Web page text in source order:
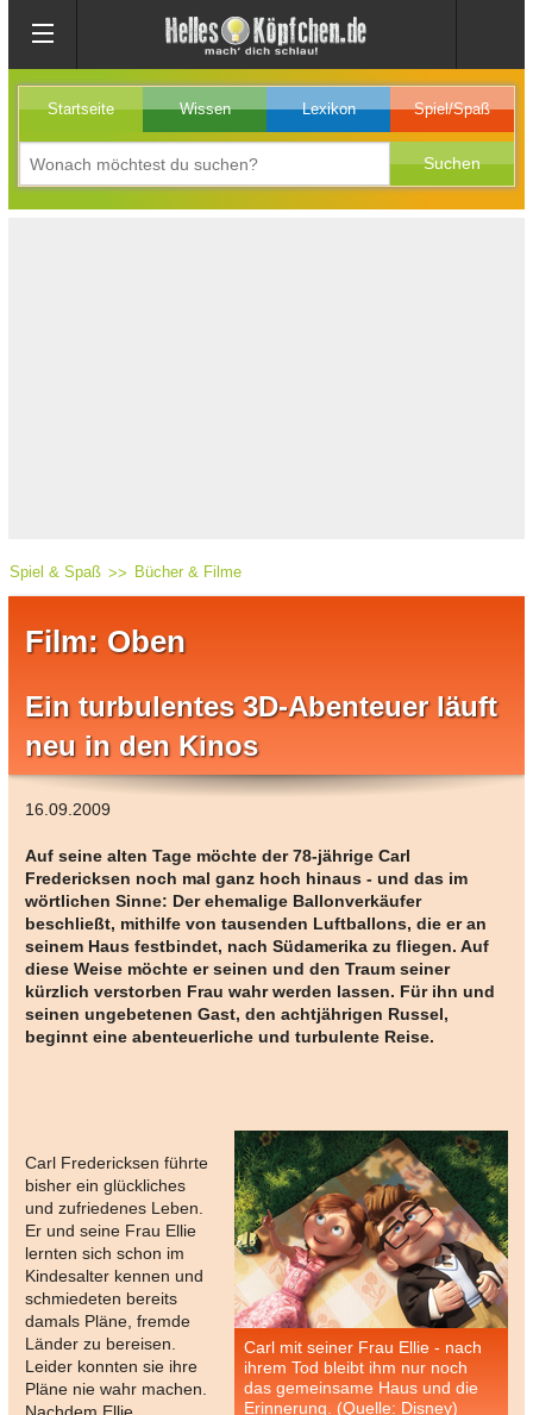
Startseite Wissen Lexikon Spiel/Spaß
Spiel & Spaß Bücher & Filme
Film: Oben
Ein turbulentes 3D-Abenteuer läuft
neu in den Kinos
16.09.2009
Auf seine alten Tage möchte der 78-jährige Carl
Fredericksen noch mal ganz hoch hinaus - und das im
wörtlichen Sinne: Der ehemalige Ballonverkäufer
beschließt, mithilfe von tausenden Luftballons, die er an
seinem Haus festbindet, nach Südamerika zu fliegen. Auf
diese Weise möchte er seinen und den Traum seiner
kürzlich verstorben Frau wahr werden lassen. Für ihn und
seinen ungebetenen Gast, den achtjährigen Russel,
beginnt eine abenteuerliche und turbulente Reise.
Carl mit seiner Frau Ellie - nach
ihrem Tod bleibt ihm nur noch
das gemeinsame Haus und die
Erinnerung. (Quelle: Disney)
Carl Fredericksen führte
bisher ein glückliches
und zufriedenes Leben.
Er und seine Frau Ellie
lernten sich schon im
Kindesalter kennen und
schmiedeten bereits
damals Pläne, fremde
Länder zu bereisen.
Leider konnten sie ihre
Pläne nie wahr machen.